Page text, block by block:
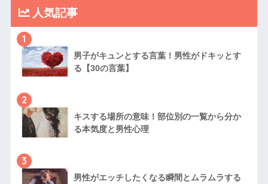
人気記事
1
男子がキュンとする言葉！男性がドキッとす
る【30の言葉】
2
キスする場所の意味！部位別の一覧から分か
る本気度と男性心理
3
男性がエッチしたくなる瞬間とムラムラする